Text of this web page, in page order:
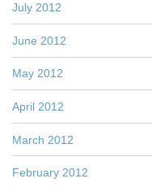
July 2012
June 2012
May 2012
April 2012
March 2012
February 2012